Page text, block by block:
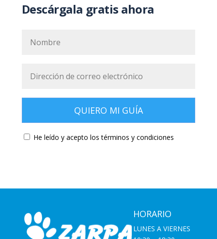
Descárgala gratis ahora
He leído y acepto los términos y condiciones
HORARIO
LUNES A VIERNES